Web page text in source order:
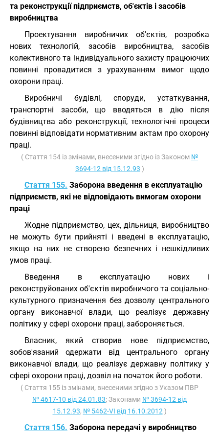
та реконструкції підприємств, об'єктів і засобів
виробництва
Проектування виробничих об'єктів, розробка
нових технологій, засобів виробництва, засобів
колективного та індивідуального захисту працюючих
повинні провадитися з урахуванням вимог щодо
охорони праці.
Виробничі будівлі, споруди, устаткування,
транспортні засоби, що вводяться в дію після
будівництва або реконструкції, технологічні процеси
повинні відповідати нормативним актам про охорону
праці.
( Стаття 154 із змінами, внесеними згідно із Законом №
3694-12 від 15.12.93 )
Стаття 155. Заборона введення в експлуатацію
підприємств, які не відповідають вимогам охорони
праці
Жодне підприємство, цех, дільниця, виробництво
не можуть бути прийняті і введені в експлуатацію,
якщо на них не створено безпечних і нешкідливих
умов праці.
Введення в експлуатацію нових і
реконструйованих об'єктів виробничого та соціально-
культурного призначення без дозволу центрального
органу виконавчої влади, що реалізує державну
політику у сфері охорони праці, забороняється.
Власник, який створив нове підприємство,
зобов'язаний одержати від центрального органу
виконавчої влади, що реалізує державну політику у
сфері охорони праці, дозвіл на початок його роботи.
( Стаття 155 із змінами, внесеними згідно з Указом ПВР
№ 4617-10 від 24.01.83; Законами № 3694-12 від
15.12.93, № 5462-VI від 16.10.2012 )
Стаття 156. Заборона передачі у виробництво